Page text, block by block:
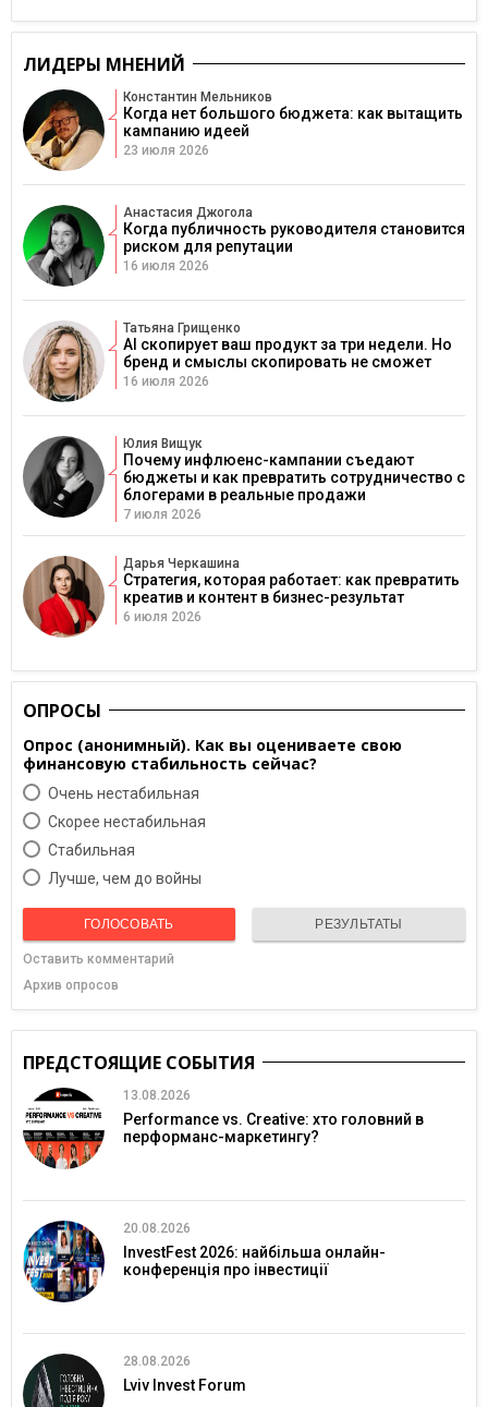
ЛИДЕРЫ МНЕНИЙ
Константин Мельников
Когда нет большого бюджета: как вытащить
кампанию идеей
23 июля 2026
Анастасия Джогола
Когда публичность руководителя становится
риском для репутации
16 июля 2026
Татьяна Грищенко
AI скопирует ваш продукт за три недели. Но
бренд и смыслы скопировать не сможет
16 июля 2026
Юлия Вищук
Почему инфлюенс-кампании съедают
бюджеты и как превратить сотрудничество с
блогерами в реальные продажи
7 июля 2026
Дарья Черкашина
Стратегия, которая работает: как превратить
креатив и контент в бизнес-результат
6 июля 2026
ОПРОСЫ
Опрос (анонимный). Как вы оцениваете свою
финансовую стабильность сейчас?
Очень нестабильная
Скорее нестабильная
Cтабильная
Лучше, чем до войны
ГОЛОСОВАТЬ РЕЗУЛЬТАТЫ
Оставить комментарий
Архив опросов
ПРЕДСТОЯЩИЕ СОБЫТИЯ
13.08.2026
Performance vs. Creative: хто головний в
перформанс-маркетингу?
20.08.2026
InvestFest 2026: найбільша онлайн-
конференція про інвестиції
28.08.2026
Lviv Invest Forum